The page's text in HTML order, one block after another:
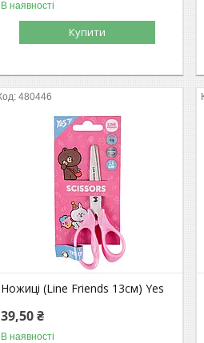
В наявності
Купити
480446
Ножиці (Line Friends 13см) Yes
39,50 ₴
В наявності